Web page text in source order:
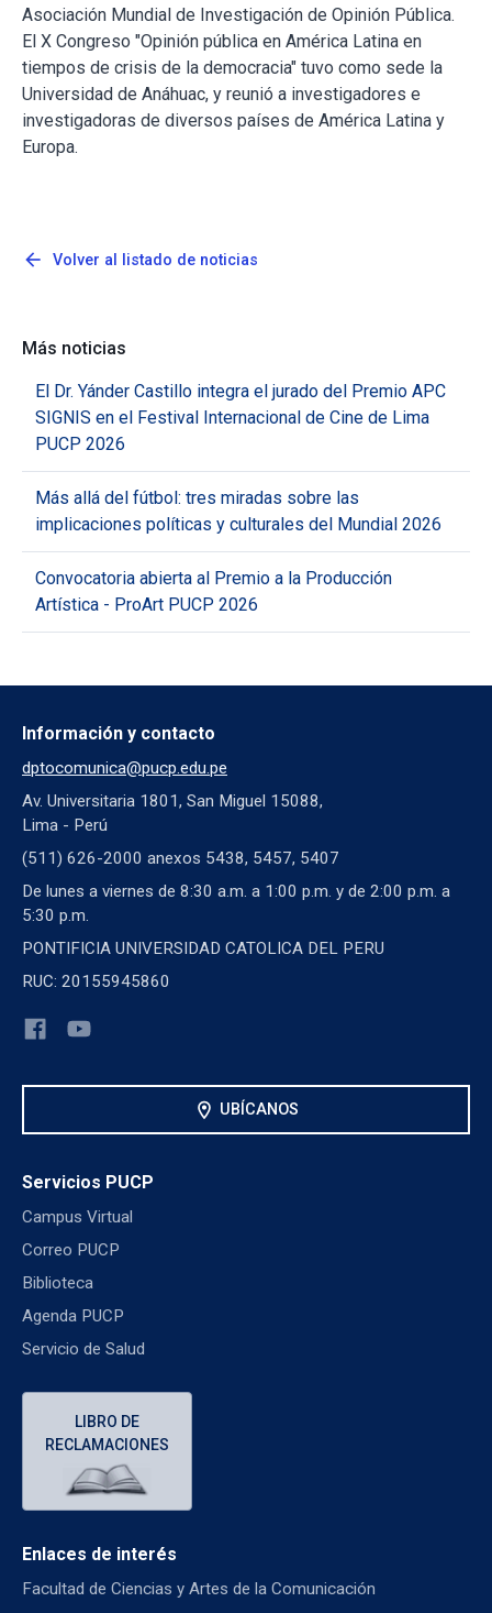
Asociación Mundial de Investigación de Opinión Pública.
El X Congreso "Opinión pública en América Latina en
tiempos de crisis de la democracia" tuvo como sede la
Universidad de Anáhuac, y reunió a investigadores e
investigadoras de diversos países de América Latina y
Europa.
arrow_back Volver al listado de noticias
Más noticias
El Dr. Yánder Castillo integra el jurado del Premio APC
SIGNIS en el Festival Internacional de Cine de Lima
PUCP 2026
Más allá del fútbol: tres miradas sobre las
implicaciones políticas y culturales del Mundial 2026
Convocatoria abierta al Premio a la Producción
Artística - ProArt PUCP 2026
Información y contacto
dptocomunica@pucp.edu.pe
Av. Universitaria 1801, San Miguel 15088,
Lima - Perú
(511) 626-2000 anexos 5438, 5457, 5407
De lunes a viernes de 8:30 a.m. a 1:00 p.m. y de 2:00 p.m. a
5:30 p.m.
PONTIFICIA UNIVERSIDAD CATOLICA DEL PERU
RUC: 20155945860
location_on UBÍCANOS
Servicios PUCP
Campus Virtual
Correo PUCP
Biblioteca
Agenda PUCP
Servicio de Salud
LIBRO DE
RECLAMACIONES
Enlaces de interés
Facultad de Ciencias y Artes de la Comunicación